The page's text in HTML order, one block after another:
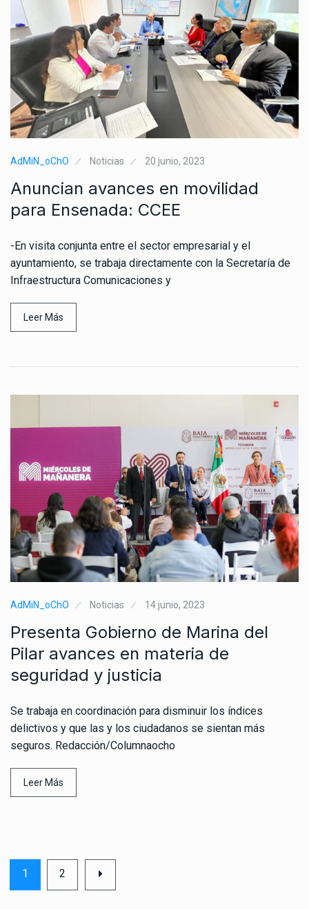
AdMiN_oChO Noticias 20 junio, 2023
Anuncian avances en movilidad
para Ensenada: CCEE
-En visita conjunta entre el sector empresarial y el
ayuntamiento, se trabaja directamente con la Secretaría de
Infraestructura Comunicaciones y
Leer Más
AdMiN_oChO Noticias 14 junio, 2023
Presenta Gobierno de Marina del
Pilar avances en materia de
seguridad y justicia
Se trabaja en coordinación para disminuir los índices
delictivos y que las y los ciudadanos se sientan más
seguros. Redacción/Columnaocho
Leer Más
1 2